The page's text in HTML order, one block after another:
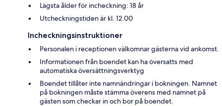
Lägsta ålder för incheckning: 18 år
Utcheckningstiden är kl. 12.00
Incheckningsinstruktioner
Personalen i receptionen välkomnar gästerna vid ankomst.
Informationen från boendet kan ha översatts med
automatiska översättningsverktyg
Boendet tillåter inte namnändringar i bokningen. Namnet
på bokningen måste stämma överens med namnet på
gästen som checkar in och bor på boendet.